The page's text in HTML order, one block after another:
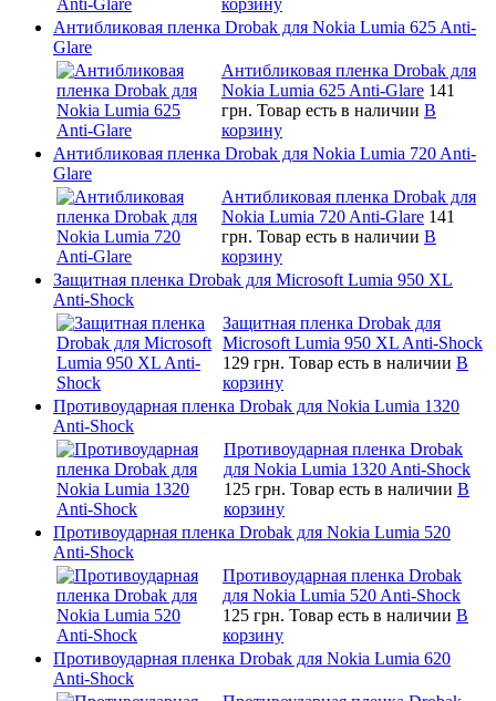
Антибликовая пленка Drobak для Nokia Lumia 625 Anti-
Glare
Антибликовая пленка Drobak для
Nokia Lumia 625 Anti-Glare 141
грн. Товар есть в наличии В
корзину
Антибликовая пленка Drobak для Nokia Lumia 720 Anti-
Glare
Антибликовая пленка Drobak для
Nokia Lumia 720 Anti-Glare 141
грн. Товар есть в наличии В
корзину
Защитная пленка Drobak для Microsoft Lumia 950 XL
Anti-Shock
Защитная пленка Drobak для
Microsoft Lumia 950 XL Anti-Shock
129 грн. Товар есть в наличии В
корзину
Противоударная пленка Drobak для Nokia Lumia 1320
Anti-Shock
Противоударная пленка Drobak
для Nokia Lumia 1320 Anti-Shock
125 грн. Товар есть в наличии В
корзину
Противоударная пленка Drobak для Nokia Lumia 520
Anti-Shock
Противоударная пленка Drobak
для Nokia Lumia 520 Anti-Shock
125 грн. Товар есть в наличии В
корзину
Противоударная пленка Drobak для Nokia Lumia 620
Anti-Shock